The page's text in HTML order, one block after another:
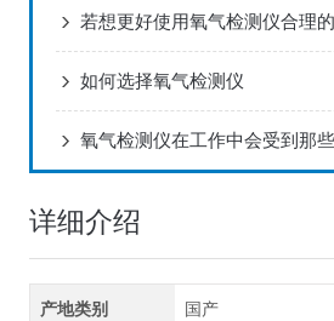
若想更好使用氧气检测仪合理
如何选择氧气检测仪
氧气检测仪在工作中会受到那
详细介绍
产地类别 国产